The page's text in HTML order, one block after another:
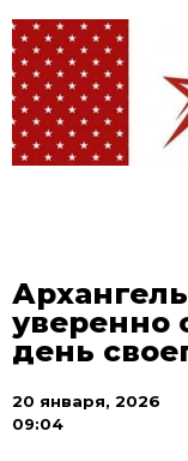
уверенно
день
20 января, 2026
09:04